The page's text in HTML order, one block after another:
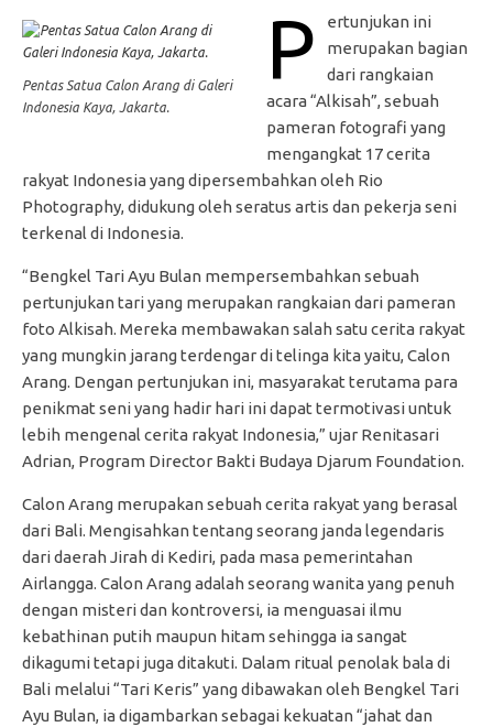
Pentas Satua Calon Arang di Galeri
Indonesia Kaya, Jakarta.
P
ertunjukan ini
merupakan bagian
dari rangkaian
acara “Alkisah”, sebuah
pameran fotografi yang
mengangkat 17 cerita
rakyat Indonesia yang dipersembahkan oleh Rio
Photography, didukung oleh seratus artis dan pekerja seni
terkenal di Indonesia.
“Bengkel Tari Ayu Bulan mempersembahkan sebuah
pertunjukan tari yang merupakan rangkaian dari pameran
foto Alkisah. Mereka membawakan salah satu cerita rakyat
yang mungkin jarang terdengar di telinga kita yaitu, Calon
Arang. Dengan pertunjukan ini, masyarakat terutama para
penikmat seni yang hadir hari ini dapat termotivasi untuk
lebih mengenal cerita rakyat Indonesia,” ujar Renitasari
Adrian, Program Director Bakti Budaya Djarum Foundation.
Calon Arang merupakan sebuah cerita rakyat yang berasal
dari Bali. Mengisahkan tentang seorang janda legendaris
dari daerah Jirah di Kediri, pada masa pemerintahan
Airlangga. Calon Arang adalah seorang wanita yang penuh
dengan misteri dan kontroversi, ia menguasai ilmu
kebathinan putih maupun hitam sehingga ia sangat
dikagumi tetapi juga ditakuti. Dalam ritual penolak bala di
Bali melalui “Tari Keris” yang dibawakan oleh Bengkel Tari
Ayu Bulan, ia digambarkan sebagai kekuatan “jahat dan